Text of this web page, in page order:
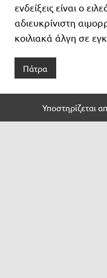
ενδείξεις είναι ο
αδιευκρίνιστη
κοιλιακά άλγη σε
Πάτρα
Υποστηρίζεται